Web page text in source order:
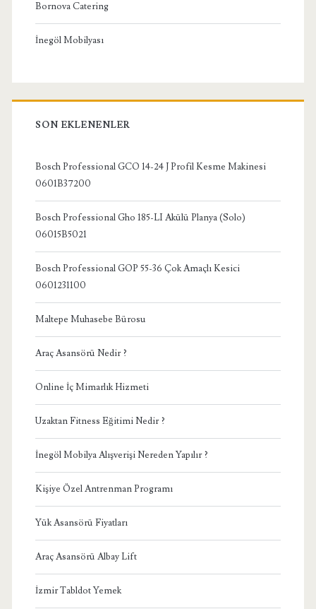
Bornova Catering
İnegöl Mobilyası
SON EKLENENLER
Bosch Professional GCO 14-24 J Profil Kesme Makinesi
0601B37200
Bosch Professional Gho 185-LI Akülü Planya (Solo)
06015B5021
Bosch Professional GOP 55-36 Çok Amaçlı Kesici
0601231100
Maltepe Muhasebe Bürosu
Araç Asansörü Nedir ?
Online İç Mimarlık Hizmeti
Uzaktan Fitness Eğitimi Nedir ?
İnegöl Mobilya Alışverişi Nereden Yapılır ?
Kişiye Özel Antrenman Programı
Yük Asansörü Fiyatları
Araç Asansörü Albay Lift
İzmir Tabldot Yemek